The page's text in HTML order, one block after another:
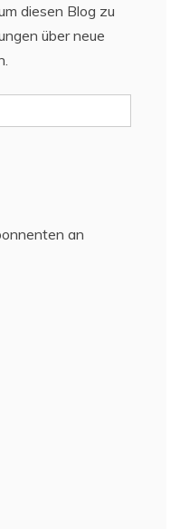
diesen Blog zu
über neue
an